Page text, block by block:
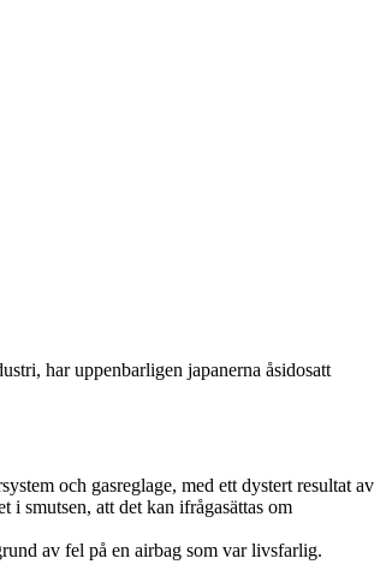
har uppenbarligen japanerna åsidosatt
och gasreglage, med ett dystert resultat av
smutsen, att det kan ifrågasättas om
av fel på en airbag som var livsfarlig.